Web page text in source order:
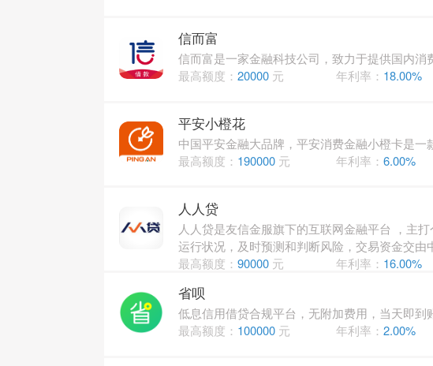
信而富
信而富是一家金融科技公司，致力于提供国内消
最高额度： 20000元 年利率： 18.00%
平安小橙花
中国平安金融大品牌，平安消费金融小橙卡是一
最高额度： 190000元 年利率：6.00%
人人贷
人人贷是友信金服旗下的互联网金融平台 ，主
运行状况，及时预测和判断风险，交易资金交由
最高额度： 90000元 年利率： 16.00%
省呗
低息信用借贷合规平台，无附加费用，当天即
最高额度： 100000元 年利率：2.00%